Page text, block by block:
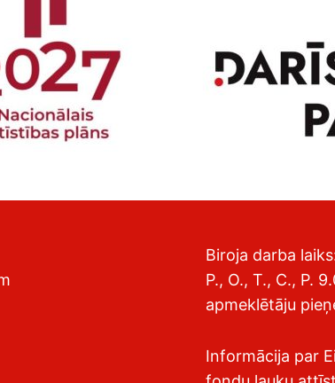
Biroja darba
P., O., T., C., P.
apmeklētāju
Informācija par